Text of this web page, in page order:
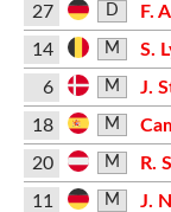
27 D F.
14 M S.
6 M J.
18 M
20 M R.
11 M J.